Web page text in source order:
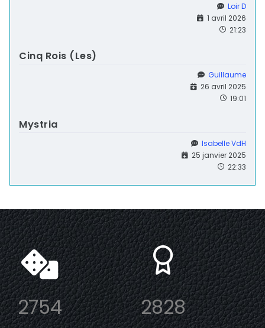
Loir D
1 avril 2026
21:23
Cinq Rois (Les)
Guillaume
26 avril 2025
19:01
Mystria
Isabelle VdH
25 janvier 2025
22:33
2754 2828